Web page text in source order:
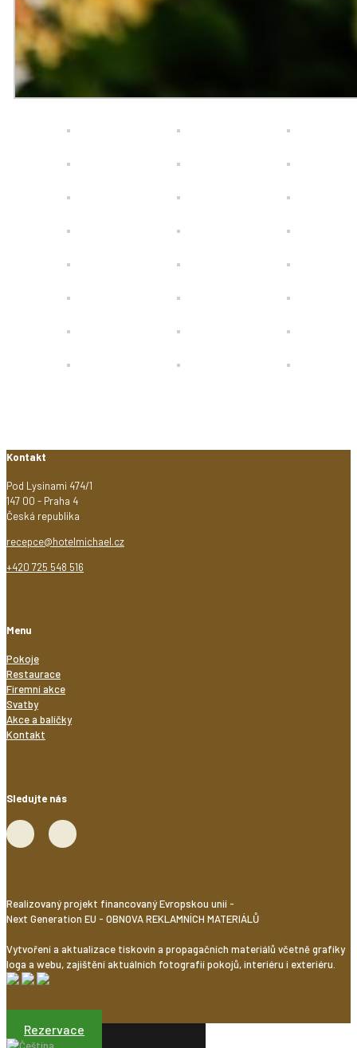
Kontakt
Pod Lysinami 474/1
147 00 - Praha 4
Česká republika
recepce@hotelmichael.cz
+420 725 548 516
Menu
Pokoje
Restaurace
Firemní akce
Svatby
Akce a balíčky
Kontakt
Sledujte nás
Realizovaný projekt financovaný Evropskou unií -
Next Generation EU - OBNOVA REKLAMNÍCH MATERIÁLŮ
Vytvoření a aktualizace tiskovin a propagačních materiálů včetně grafiky
loga a webu, zajištění aktuálních fotografií pokojů, interiéru i exteriéru.
Rezervace